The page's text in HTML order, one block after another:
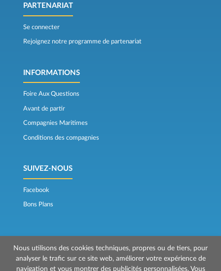
PARTENARIAT
Se connecter
Rejoignez notre programme de partenariat
INFORMATIONS
Foire Aux Questions
Avant de partir
Compagnies Maritimes
Conditions des compagnies
SUIVEZ-NOUS
Facebook
Bons Plans
Nous utilisons des cookies techniques, propres ou de tiers, pour
analyser le trafic sur ce site web, améliorer votre expérience de
navigation et vous montrer des publicités personnalisées. Vous